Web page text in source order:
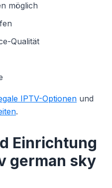
möglich
Qualität
IPTV-Optionen und
.
Einrichtung
german sky